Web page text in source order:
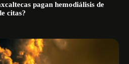
pagan hemodiálisis de
citas?